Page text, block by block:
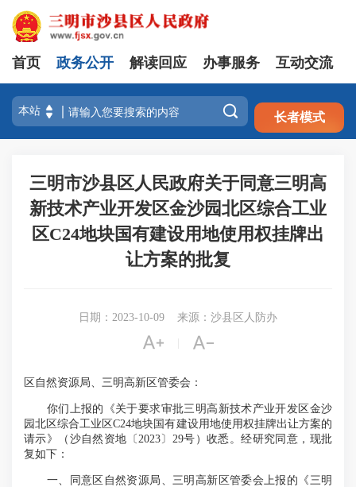
注册 登录
首页 政务公开 解读回应 办事服务 互动交流
 长者模式
三明市沙县区人民政府关于同意三明高
新技术产业开发区金沙园北区综合工业
区C24地块国有建设用地使用权挂牌出
让方案的批复
日期：2023-10-09 来源：沙县区人防办
 
区自然资源局、三明高新区管委会：
你们上报的《关于要求审批三明高新技术产业开发区金沙
园北区综合工业区C24地块国有建设用地使用权挂牌出让方案的
请示》（沙自然资地〔2023〕29号）收悉。经研究同意，现批
复如下：
一、同意区自然资源局、三明高新区管委会上报的《三明